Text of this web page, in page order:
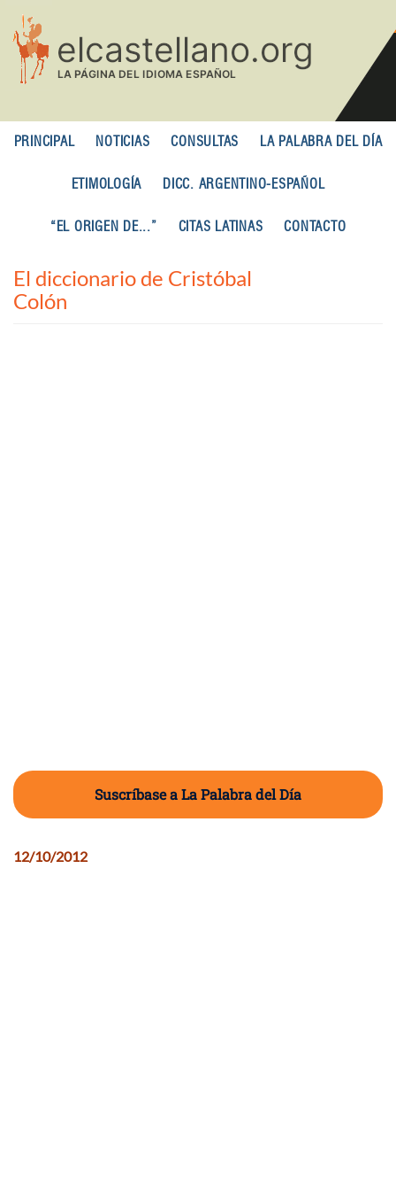
contenido
principal
PRINCIPAL NOTICIAS CONSULTAS LA PALABRA DEL DÍA
ETIMOLOGÍA DICC. ARGENTINO-ESPAÑOL
“EL ORIGEN DE...” CITAS LATINAS CONTACTO
El diccionario de Cristóbal
Colón
Suscríbase a La Palabra del Día
12/10/2012